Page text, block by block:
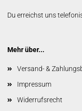
Du erreichst uns
Mehr über...
Versand- &
Impressum
Widerrufsrecht